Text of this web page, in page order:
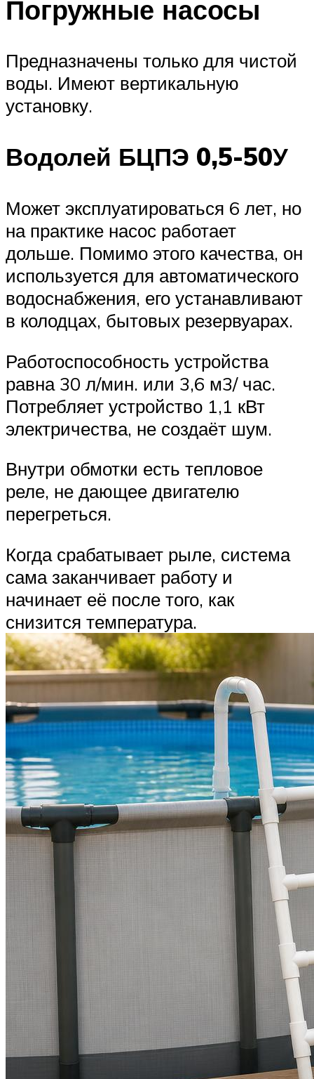
Погружные насосы
Предназначены только для чистой
воды. Имеют вертикальную
установку.
Водолей БЦПЭ 0,5-50У
Может эксплуатироваться 6 лет, но
на практике насос работает
дольше. Помимо этого качества, он
используется для автоматического
водоснабжения, его устанавливают
в колодцах, бытовых резервуарах.
Работоспособность устройства
равна 30 л/мин. или 3,6 м3/ час.
Потребляет устройство 1,1 кВт
электричества, не создаёт шум.
Внутри обмотки есть тепловое
реле, не дающее двигателю
перегреться.
Когда срабатывает рыле, система
сама заканчивает работу и
начинает её после того, как
снизится температура.